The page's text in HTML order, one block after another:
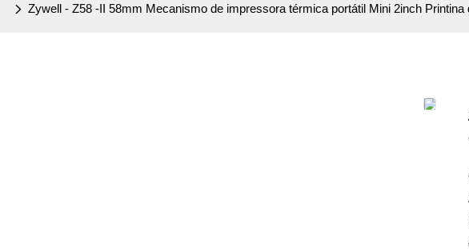
Zywell - Z58 -II 58mm Mecanismo de impressora térmica portátil Mini 2inch